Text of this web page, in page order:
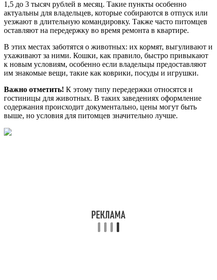
1,5 до 3 тысяч рублей в месяц. Такие пункты особенно
актуальны для владельцев, которые собираются в отпуск или
уезжают в длительную командировку. Также часто питомцев
оставляют на передержку во время ремонта в квартире.
В этих местах заботятся о животных: их кормят, выгуливают и
ухаживают за ними. Кошки, как правило, быстро привыкают
к новым условиям, особенно если владельцы предоставляют
им знакомые вещи, такие как коврики, посуды и игрушки.
Важно отметить! К этому типу передержки относятся и
гостиницы для животных. В таких заведениях оформление
содержания происходит документально, цены могут быть
выше, но условия для питомцев значительно лучше.